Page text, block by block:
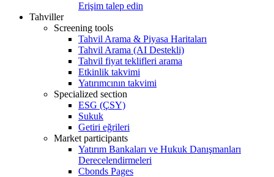
Erişim talep edin
Tahviller
Screening tools
Tahvil Arama & Piyasa Haritaları
Tahvil Arama (AI Destekli)
Tahvil fiyat teklifleri arama
Etkinlik takvimi
Yatırımcının takvimi
Specialized section
ESG (ÇSY)
Sukuk
Getiri eğrileri
Market participants
Yatırım Bankaları ve Hukuk Danışmanları
Derecelendirmeleri
Cbonds Pages